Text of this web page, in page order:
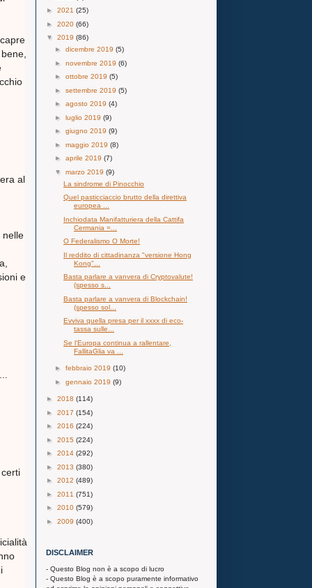
al
nelle
e
► 2021 (25)
► 2020 (66)
▼ 2019 (86)
► dicembre 2019 (5)
► novembre 2019 (6)
► ottobre 2019 (5)
► settembre 2019 (5)
► agosto 2019 (4)
► luglio 2019 (9)
► giugno 2019 (9)
► maggio 2019 (8)
► aprile 2019 (7)
▼ marzo 2019 (9)
La sindrome di Pinocchio
Quel pasticciaccio brutto della direttiva
europea ...
Inchiodata Manifatturiera della Cattifa
Cermania =...
O Federalismo O Morte!
Il reddito di cittadinanza "versione Hong
Kong"...
Basta parlare a vanvera di Cryptovalute!
(spesso s...
Basta parlare a vanvera di Blockchain!
(spesso sol...
Evviva quella presa per il xxxx di eco-
tassa sulle...
Se l'Europa continua a rallentare,
FallitaGlia va ...
► febbraio 2019 (10)
► gennaio 2019 (9)
► 2018 (114)
► 2017 (154)
► 2016 (224)
► 2015 (224)
► 2014 (292)
► 2013 (380)
► 2012 (489)
► 2011 (751)
► 2010 (579)
► 2009 (400)
DISCLAIMER
- Questo Blog non è a scopo di lucro
- Questo Blog è a scopo puramente informativo